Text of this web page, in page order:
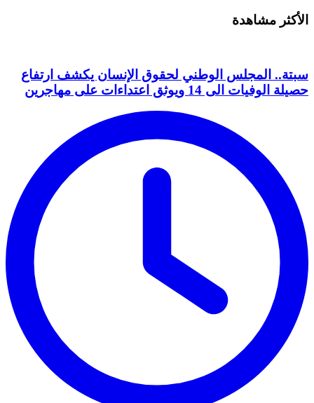
الأكثر مشاهدة
سبتة.. المجلس الوطني لحقوق الإنسان يكشف ارتفاع
حصيلة الوفيات الى 14 ويوثق اعتداءات على مهاجرين